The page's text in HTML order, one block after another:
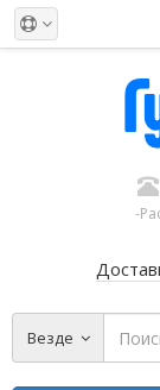
-
Везде